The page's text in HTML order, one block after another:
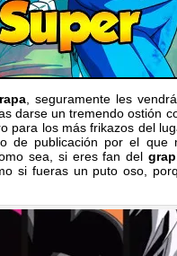
, seguramente les
darse un tremendo ostión
para los más frikazos del
de publicación por el que
sea, si eres fan del
si fueras un puto oso,